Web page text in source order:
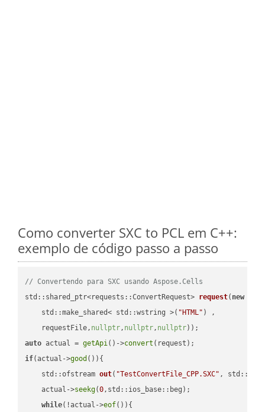
Como converter SXC to PCL em C++:
exemplo de código passo a passo
// Convertendo para SXC usando Aspose.Cells
std::shared_ptr<requests::ConvertRequest> request( new
    std::make_shared< std::wstring >(
"HTML" ) ,
    requestFile,
nullptr, nullptr, nullptr))
auto actual = getApi()->convert
if(actual->good ()){
std::ofstream out( "TestConvertFile_CPP.SXC" ,
    actual->
seekg(0,std::ios_base::beg);
while(!actual->eof()){